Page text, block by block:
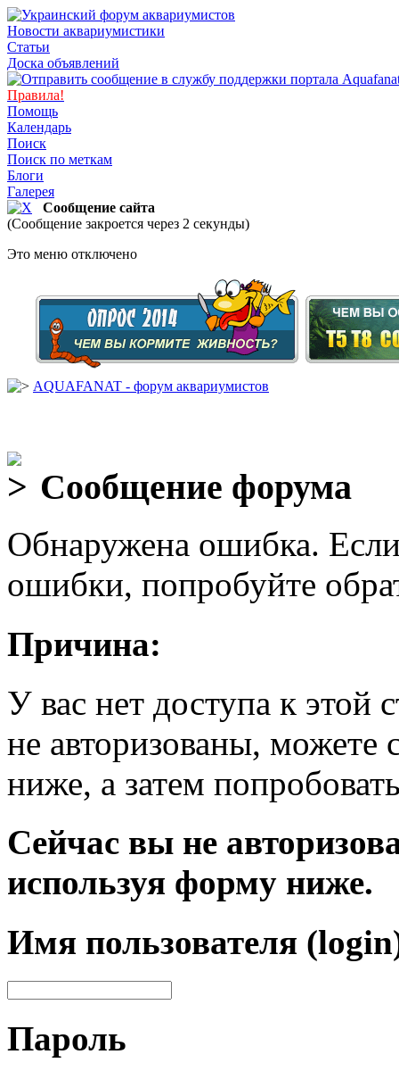
Новости аквариумистики
Статьи
Доска объявлений
Правила!
Помощь
Календарь
Поиск
Поиск по меткам
Блоги
Галерея
Сообщение сайта
(Сообщение закроется через 2 секунды)
Это меню отключено
AQUAFANAT - форум аквариумистов
Сообщение форума
Обнаружена ошибка.
ошибки, попробуйте
Причина:
У вас нет доступа к
не авторизованы, можете
ниже, а затем
Сейчас вы не
используя форму ниже.
Имя пользователя
Пароль